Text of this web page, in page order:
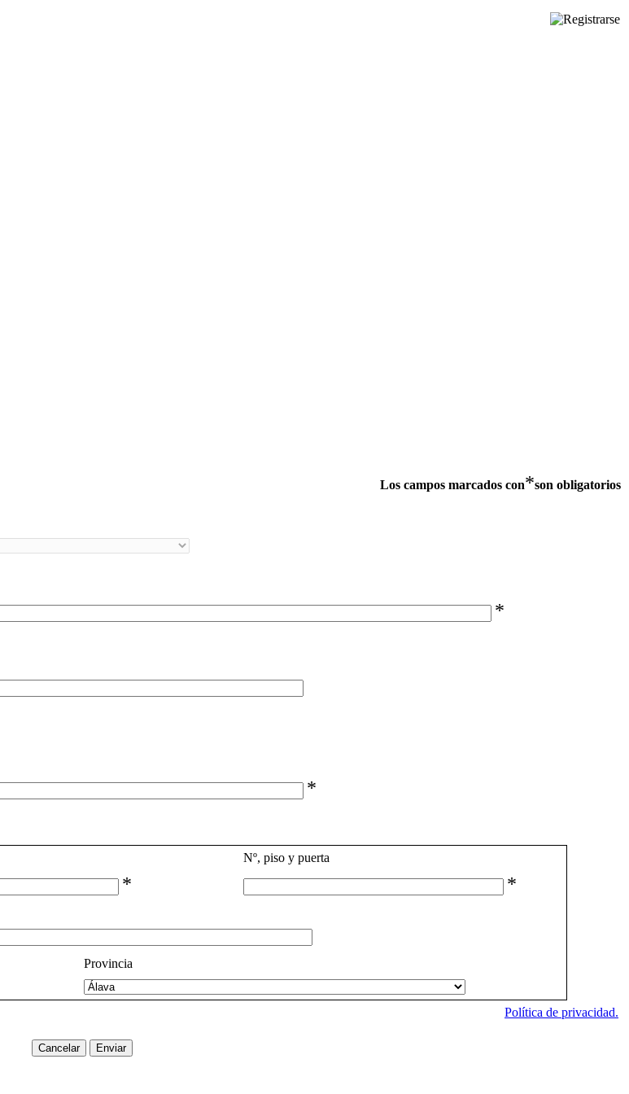
Los campos marcados con*son obligatorios
*
*
Nº, piso y puerta
* *
Provincia
Política de privacidad.